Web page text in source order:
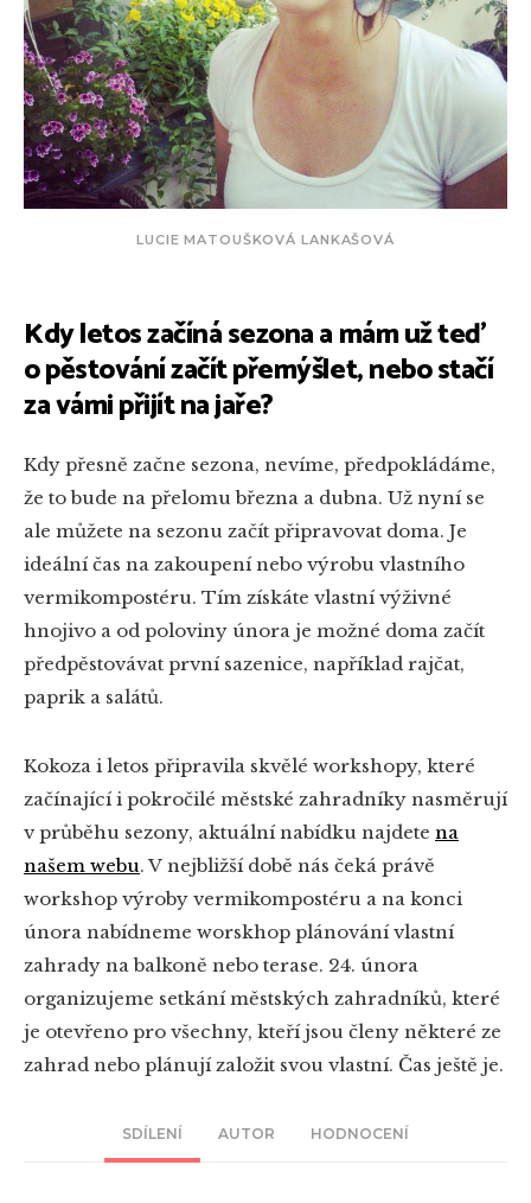
SDÍLENÍ AUTOR HODNOCENÍ
LUCIE MATOUŠKOVÁ LANKAŠOVÁ
Kdy letos začíná sezona a mám už teď
o pěstování začít přemýšlet, nebo stačí
za vámi přijít na jaře?
Kdy přesně začne sezona, nevíme, předpokládáme,
že to bude na přelomu března a dubna. Už nyní se
ale můžete na sezonu začít připravovat doma. Je
ideální čas na zakoupení nebo výrobu vlastního
vermikompostéru. Tím získáte vlastní výživné
hnojivo a od poloviny února je možné doma začít
předpěstovávat první sazenice, například rajčat,
paprik a salátů.
Kokoza i letos připravila skvělé workshopy, které
začínající i pokročilé městské zahradníky nasměrují
v průběhu sezony, aktuální nabídku najdete na
našem webu. V nejbližší době nás čeká právě
workshop výroby vermikompostéru a na konci
února nabídneme worskhop plánování vlastní
zahrady na balkoně nebo terase. 24. února
organizujeme setkání městských zahradníků, které
je otevřeno pro všechny, kteří jsou členy některé ze
zahrad nebo plánují založit svou vlastní. Čas ještě je.